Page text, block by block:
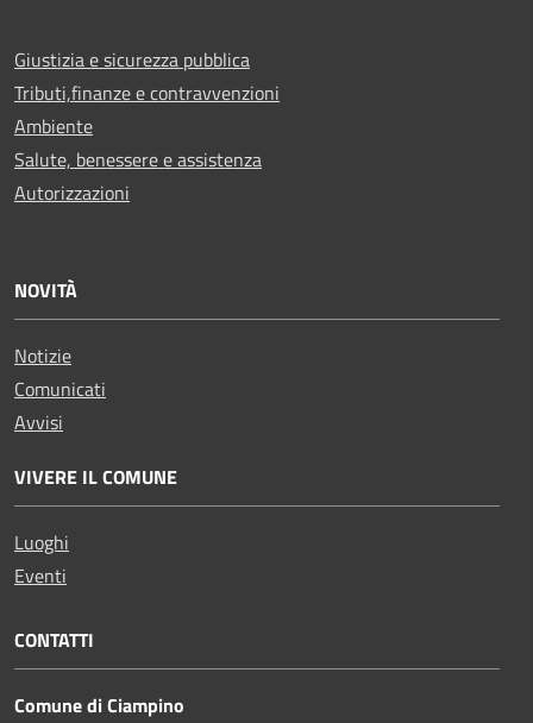
Giustizia e sicurezza pubblica
Tributi,finanze e contravvenzioni
Ambiente
Salute, benessere e assistenza
Autorizzazioni
NOVITÀ
Notizie
Comunicati
Avvisi
VIVERE IL COMUNE
Luoghi
Eventi
CONTATTI
Comune di Ciampino